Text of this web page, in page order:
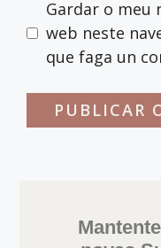
Gardar o meu
web neste
que faga un